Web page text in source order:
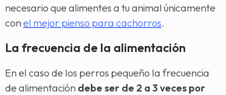
necesario que alimentes a tu animal únicamente
conel mejor pienso para cachorros.
La frecuencia de la alimentación
En el caso de los perros pequeño la frecuencia
de alimentación debe ser de 2 a 3 veces por